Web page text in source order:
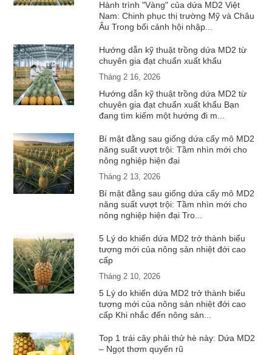
Hành trình "Vàng" của dứa MD2 Việt
Nam: Chinh phục thị trường Mỹ và Châu
Âu Trong bối cảnh hội nhập...
Hướng dẫn kỹ thuật trồng dứa MD2 từ
chuyên gia đạt chuẩn xuất khẩu
Tháng 2 16, 2026
Hướng dẫn kỹ thuật trồng dứa MD2 từ
chuyên gia đạt chuẩn xuất khẩu Bạn
đang tìm kiếm một hướng đi m...
Bí mật đằng sau giống dứa cấy mô MD2
năng suất vượt trội: Tầm nhìn mới cho
nông nghiệp hiện đại
Tháng 2 13, 2026
Bí mật đằng sau giống dứa cấy mô MD2
năng suất vượt trội: Tầm nhìn mới cho
nông nghiệp hiện đại Tro...
5 Lý do khiến dứa MD2 trở thành biểu
tượng mới của nông sản nhiệt đới cao
cấp
Tháng 2 10, 2026
5 Lý do khiến dứa MD2 trở thành biểu
tượng mới của nông sản nhiệt đới cao
cấp Khi nhắc đến nông sản...
Top 1 trái cây phải thử hè này: Dứa MD2
– Ngọt thơm quyến rũ